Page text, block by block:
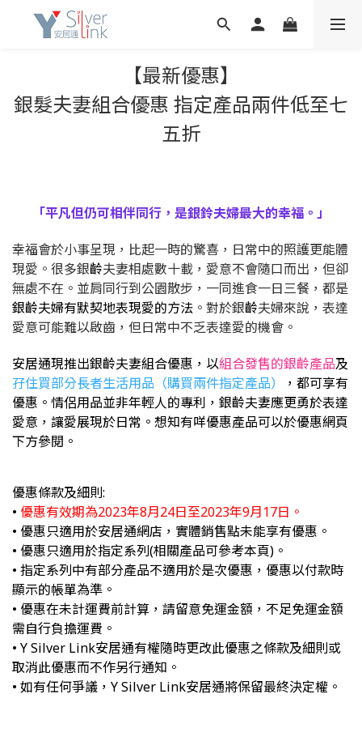
【最新優惠】
銀髮夫妻組合優惠 指定產品兩件低至七
五折
「平凡但仍可相伴同行，是銀鈴夫婦最大的幸福。」
幸福會於小事呈現，比起一時的驚喜，日常中的照護更能體
現愛。很多銀齡夫妻相處數十載，愛意不會隨口而出，但卻
無處不在。並肩同行到公園散步，一同進食一日三餐，都是
銀齡夫婦有默契地表現愛的方法 。對於銀齡夫婦來說，表達
愛意可能難以啟齒，但日常中不乏表達愛的機會。
安居通現推出銀齡夫妻組合優惠，以組合發售的銀齡產品及
孖住買部分長者生活用品（購買兩件指定產品）
，都可享有
優惠。情侶用品並非年輕人的專利，銀齡夫妻應更勇於表達
愛意，讓愛展現於日常。想知有咩優惠產品可以於優惠網頁
下方參閱。
優惠條款及細則:
• 優惠有效期為2023年8月24日至2023年9月17日。
• 優惠只適用於安居通網店，實體銷售點未能享有優惠。
• 優惠只適用於指定系列(相關產品可參考本頁)。
• 指定系列中有部分產品不適用於是次優惠，優惠以付款時
顯示的帳單為準。
• 優惠在未計運費前計算，請留意免運金額，不足免運金額
需自行負擔運費。
• Y Silver Link安居通有權隨時更改此優惠之條款及細則或
取消此優惠而不作另行通知。
• 如有任何爭議，Y Silver Link安居通將保留最終決定權。